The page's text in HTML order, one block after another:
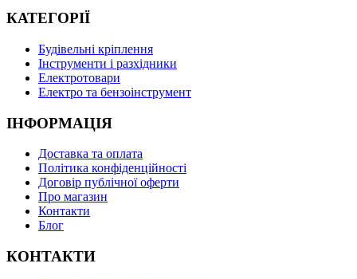
КАТЕГОРІЇ
Будівельні кріплення
Інструменти і разхідники
Електротовари
Електро та бензоінструмент
ІНФОРМАЦІЯ
Доставка та оплата
Політика конфіденційності
Договір публічної оферти
Про магазин
Контакти
Блог
КОНТАКТИ